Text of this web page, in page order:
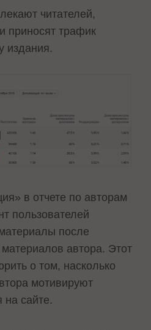
читателей,
приносят трафик
издания.
в отчете по авторам
пользователей
после
автора. Этот
о том, насколько
мотивируют
на сайте.